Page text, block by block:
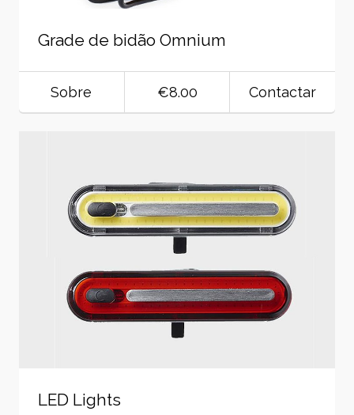
Grade de bidão Omnium
Sobre €8.00 Contactar
LED Lights